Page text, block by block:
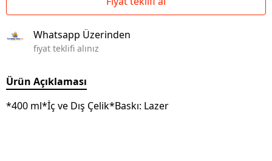
Whatsapp Üzerinden
fiyat teklifi alınız
Ürün Açıklaması
*400 ml*İç ve Dış Çelik*Baskı: Lazer